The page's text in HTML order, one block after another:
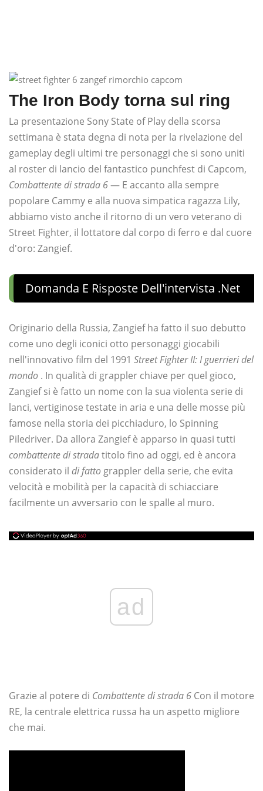
The Iron Body torna sul ring
La presentazione Sony State of Play della scorsa
settimana è stata degna di nota per la rivelazione del
gameplay degli ultimi tre personaggi che si sono uniti
al roster di lancio del fantastico punchfest di Capcom,
Combattente di strada 6— E accanto alla sempre
popolare Cammy e alla nuova simpatica ragazza Lily,
abbiamo visto anche il ritorno di un vero veterano di
Street Fighter, il lottatore dal corpo di ferro e dal cuore
d'oro: Zangief.
Domanda E Risposte Dell'intervista .net
Originario della Russia, Zangief ha fatto il suo debutto
come uno degli iconici otto personaggi giocabili
nell'innovativo film del 1991 Street Fighter II: I guerrieri del
mondo . In qualità di grappler chiave per quel gioco,
Zangief si è fatto un nome con la sua violenta serie di
lanci, vertiginose testate in aria e una delle mosse più
famose nella storia dei picchiaduro, lo Spinning
Piledriver. Da allora Zangief è apparso in quasi tutti
combattente di stradatitolo fino ad oggi, ed è ancora
considerato il di fattograppler della serie, che evita
velocità e mobilità per la capacità di schiacciare
facilmente un avversario con le spalle al muro.
ad
Grazie al potere di Combattente di strada 6 Con il motore
RE, la centrale elettrica russa ha un aspetto migliore
che mai.